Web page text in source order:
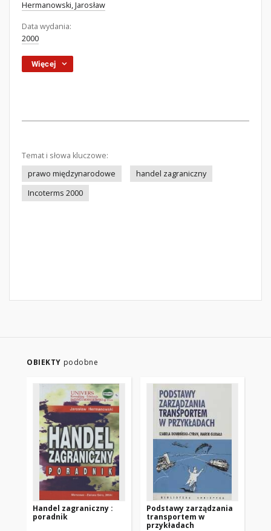
Hermanowski, Jarosław
Data wydania:
2000
Więcej
Temat i słowa kluczowe:
prawo międzynarodowe
handel zagraniczny
Incoterms 2000
OBIEKTY podobne
Handel zagraniczny :
poradnik
Podstawy zarządzania
transportem w
przykładach